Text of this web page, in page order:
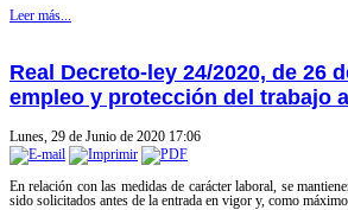
Leer más...
Real Decreto-ley 24/2020, de 26
empleo y protección del trabajo
Lunes, 29 de Junio de 2020 17:06
En relación con las medidas de carácter laboral, se
sido solicitados antes de la entrada en vigor y, como